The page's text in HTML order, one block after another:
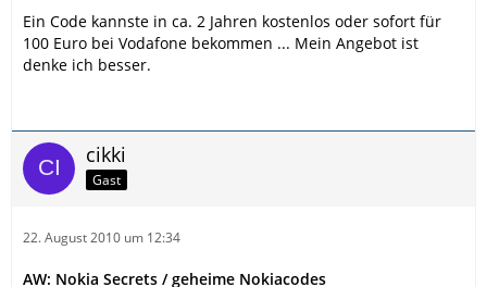
Ein Code kannste in ca. 2 Jahren kostenlos oder sofort für
100 Euro bei Vodafone bekommen ... Mein Angebot ist
denke ich besser.
cikki
Gast
22. August 2010 um 12:34
AW: Nokia Secrets / geheime Nokiacodes